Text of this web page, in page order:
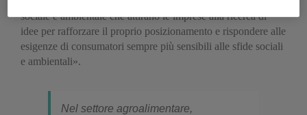
sociale e ambientale che attirano le imprese alla ricerca di
idee per rafforzare il proprio posizionamento e rispondere alle
esigenze di consumatori sempre più sensibili alle sfide sociali
e ambientali».
Nel settore agroalimentare,